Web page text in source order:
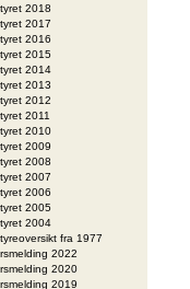
2018
2017
2016
2015
2014
2013
2012
2011
2010
2009
2008
2007
2006
2005
2004
fra 1977
2022
2020
2019